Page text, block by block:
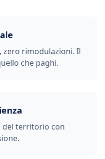
zero rimodulazioni. Il
che paghi.
del territorio con